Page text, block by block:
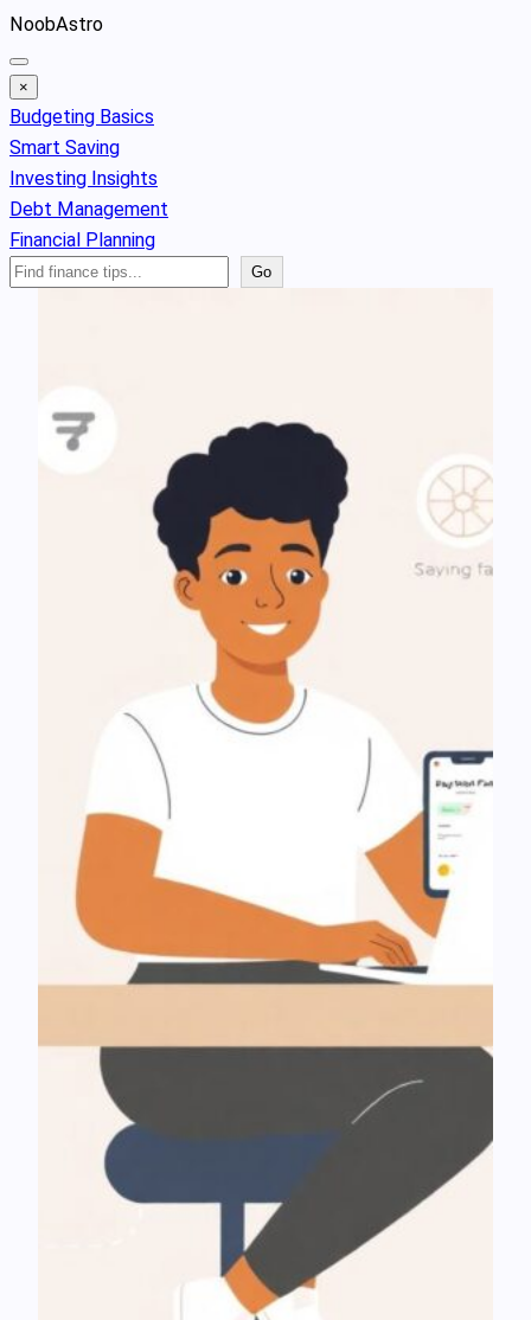
Skip
to
content
NoobAstro
×
Budgeting Basics
Smart Saving
Investing Insights
Debt Management
Financial Planning
Search
Go